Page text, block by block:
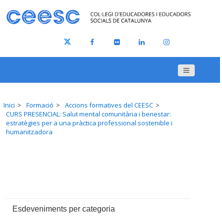
Inici Formació
Accions formatives del CEESC
CURS PRESENCIAL: Salut mental comunitària i benestar:
estratègies per a una pràctica professional sostenible i
humanitzadora
Esdeveniments per categoria